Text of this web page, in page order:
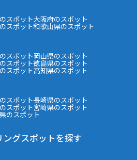
スポット大阪府のスポット
スポット和歌山県のスポット
スポット岡山県のスポット
スポット徳島県のスポット
スポット高知県のスポット
スポット長崎県のスポット
スポット宮崎県のスポット
のスポット
グスポットを探す